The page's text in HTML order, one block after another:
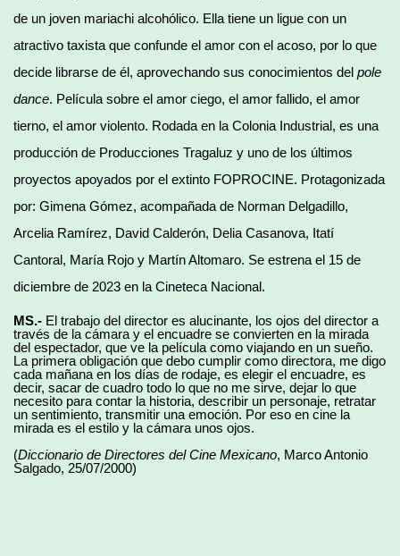
de un joven mariachi alcohólico. Ella tiene un ligue con un
atractivo taxista que confunde el amor con el acoso, por lo que
decide librarse de él, aprovechando sus conocimientos del pole
dance. Película sobre el amor ciego, el amor fallido, el amor
tierno, el amor violento. Rodada en la Colonia Industrial, es una
producción de Producciones Tragaluz y uno de los últimos
proyectos apoyados por el extinto FOPROCINE. Protagonizada
por: Gimena Gómez, acompañada de Norman Delgadillo,
Arcelia Ramírez, David Calderón, Delia Casanova, Itatí
Cantoral, María Rojo y Martín Altomaro. Se estrena el 15 de
diciembre de 2023 en la Cineteca Nacional.
MS.- El trabajo del director es alucinante, los ojos del director a
través de la cámara y el encuadre se convierten en la mirada
del espectador, que ve la película como viajando en un sueño.
La primera obligación que debo cumplir como directora, me digo
cada mañana en los días de rodaje, es elegir el encuadre, es
decir, sacar de cuadro todo lo que no me sirve, dejar lo que
necesito para contar la historia, describir un personaje, retratar
un sentimiento, transmitir una emoción. Por eso en cine la
mirada es el estilo y la cámara unos ojos.
(Diccionario de Directores del Cine Mexicano, Marco Antonio
Salgado, 25/07/2000)